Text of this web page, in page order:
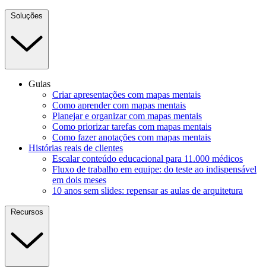
Soluções
Guias
Criar apresentações com mapas mentais
Como aprender com mapas mentais
Planejar e organizar com mapas mentais
Como priorizar tarefas com mapas mentais
Como fazer anotações com mapas mentais
Histórias reais de clientes
Escalar conteúdo educacional para 11.000 médicos
Fluxo de trabalho em equipe: do teste ao indispensável
em dois meses
10 anos sem slides: repensar as aulas de arquitetura
Recursos